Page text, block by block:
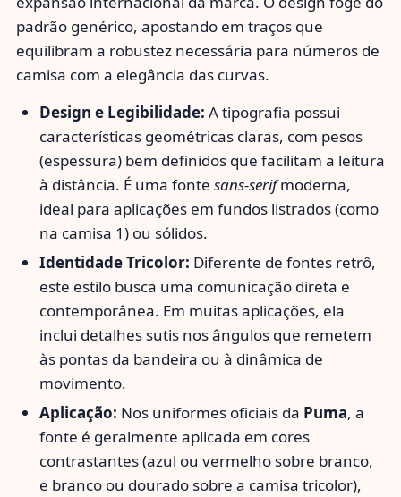
padrão genérico, apostando em traços que
equilibram a robustez necessária para números de
camisa com a elegância das curvas.
Design e Legibilidade: A tipografia possui
características geométricas claras, com pesos
(espessura) bem definidos que facilitam a leitura
à distância. É uma fonte sans-serifmoderna,
ideal para aplicações em fundos listrados (como
na camisa 1) ou sólidos.
Identidade Tricolor: Diferente de fontes retrô,
este estilo busca uma comunicação direta e
contemporânea. Em muitas aplicações, ela
inclui detalhes sutis nos ângulos que remetem
às pontas da bandeira ou à dinâmica de
movimento.
Aplicação: Nos uniformes oficiais da Puma, a
fonte é geralmente aplicada em cores
contrastantes (azul ou vermelho sobre branco,
e branco ou dourado sobre a camisa tricolor),